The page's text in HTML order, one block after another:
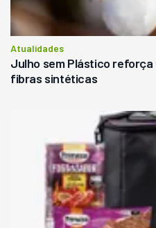
Atualidades
Julho sem Plástico
fibras sintéticas